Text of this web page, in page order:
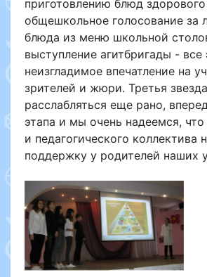
приготовлению блюд здорового
общешкольное голосование за
блюда из меню школьной
выступление агитбригады - все
неизгладимое впечатление на
зрителей и жюри. Третья
расслабляться еще рано,
этапа и мы очень надеемся,
и педагогического коллектива
поддержку у родителей наших